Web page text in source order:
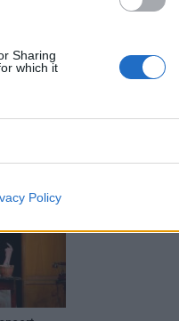
Sharing
which it
Policy
článek
gumou